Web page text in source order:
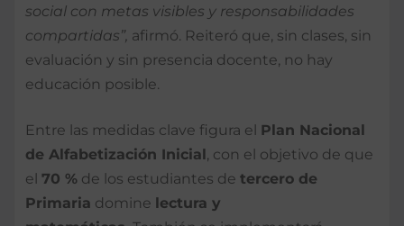
social con metas visibles y responsabilidades
compartidas”, afirmó. Reiteró que, sin clases, sin
evaluación y sin presencia docente, no hay
educación posible.
Entre las medidas clave figura el Plan Nacional
de Alfabetización Inicial , con el objetivo de que
el 70 % de los estudiantes de tercero de
Primaria domine lectura y